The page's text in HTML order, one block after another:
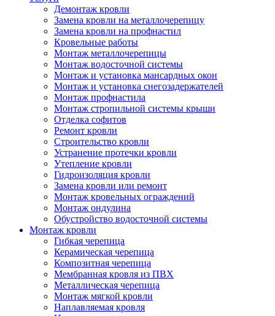
Демонтаж кровли
Замена кровли на металлочерепицу
Замена кровли на профнастил
Кровельные работы
Монтаж металлочерепицы
Монтаж водосточной системы
Монтаж и установка мансардных окон
Монтаж и установка снегозадержателей
Монтаж профнастила
Монтаж стропильной системы крыши
Отделка софитов
Ремонт кровли
Строительство кровли
Устранение протечки кровли
Утепление кровли
Гидроизоляция кровли
Замена кровли или ремонт
Монтаж кровельных ограждений
Монтаж ондулина
Обустройство водосточной системы
Монтаж кровли
Гибкая черепица
Керамическая черепица
Композитная черепица
Мембранная кровля из ПВХ
Металлическая черепица
Монтаж мягкой кровли
Наплавляемая кровля